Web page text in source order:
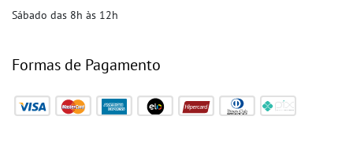
Sábado das 8h às 12h
Formas de Pagamento